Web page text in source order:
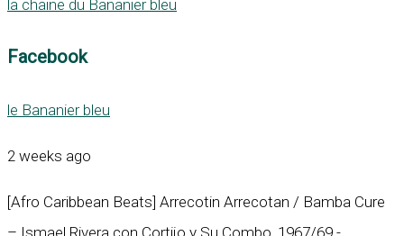
la chaine du Bananier bleu
Facebook
le Bananier bleu
2 weeks ago
[Afro Caribbean Beats] Arrecotin Arrecotan / Bamba Cure
– Ismael Rivera con Cortijo y Su Combo, 1967/69 -